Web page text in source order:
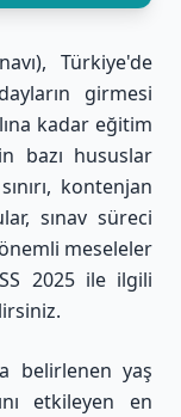
Türkiye'de
girmesi
kadar eğitim
bazı hususlar
kontenjan
sınav süreci
meseleler
2025 ile ilgili
belirlenen yaş
etkileyen en